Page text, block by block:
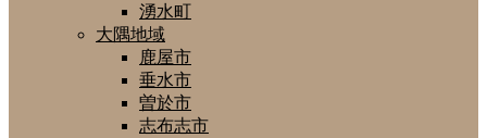
湧水町
大隅地域
鹿屋市
垂水市
曽於市
志布志市